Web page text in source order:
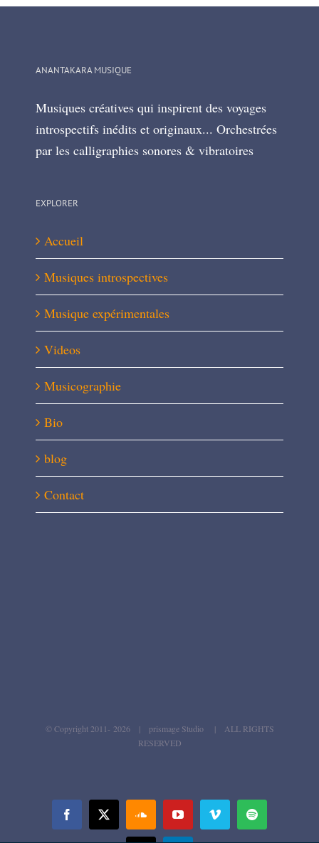
ANANTAKARA MUSIQUE
Musiques créatives qui inspirent des voyages
introspectifs inédits et originaux... Orchestrées
par les calligraphies sonores & vibratoires
EXPLORER
Accueil
Musiques introspectives
Musique expérimentales
Videos
Musicographie
Bio
blog
Contact
© Copyright 2011- 2026 | prismage Studio | ALL RIGHTS
RESERVED
Facebook
X SoundCloudYouTubeVimeo Spotify